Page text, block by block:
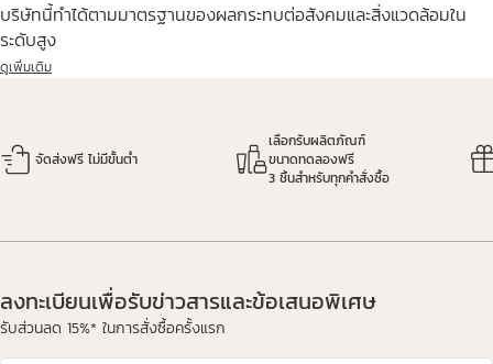
บริษัทนี้ทำได้ตามมาตรฐานของผลกระทบต่อสังคมและสิ่งแวดล้อมใน
ระดับสูง
ดูเพิ่มเติม
จัดส่งฟรี ไม่มีขั้นต่ำ
เลือกรับผลิตภัณฑ์
ขนาดทดลองฟรี
3 ชิ้นสำหรับทุกคำสั่งซื้อ
ลงทะเบียนเพื่อรับข่าวสารและข้อเสนอพิเศษ
รับส่วนลด 15%* ในการสั่งซื้อครั้งแรก